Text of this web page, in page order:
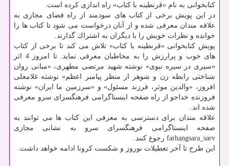
كتابخوانی به نام «قرنطینه با كتاب» راه اندازی كرده است.
در این پویش برخی از كتاب های سودمند از راه فضای مجازی به
علاقه مندان معرفی شده و از آنان درخواست می شود تا كتاب ها را
خوانده و نظرات خویش را با دیگران به اشتراك گذارند.
پویش كتابخوانی «قرنطینه با كتاب» تلاش می كند تا برخی از كتاب
های خوب و پرارزش را به مخاطبان معرفی نماید. تا امروز 4 اثر
«سیری در سیره نبوی» نوشته شهید مرتضی مطهری، «مبانی روان
شناختی رابطه زن و شوهر از منظر پیامبر اعظم» نوشته غلامعلی
افروز، «والدین موثر، فرزند مسئول» و «سرزمین ما ایران» نوشته
فروزنده خداجو از راه صفحه اینستاگرامی فرهنگسرای سرو معرفی
شده اند.
علاقه مندان برای دسترسی به معرفی این كتاب ها می توانند به
صفحه اینستاگرامی فرهنگسرای سرو به نشانی مجازی
farhangsara_sarv رجوع كنند.
این طرح تا آخر تعطیلات نوروز و شكست كرونا ادامه خواهد داشت.